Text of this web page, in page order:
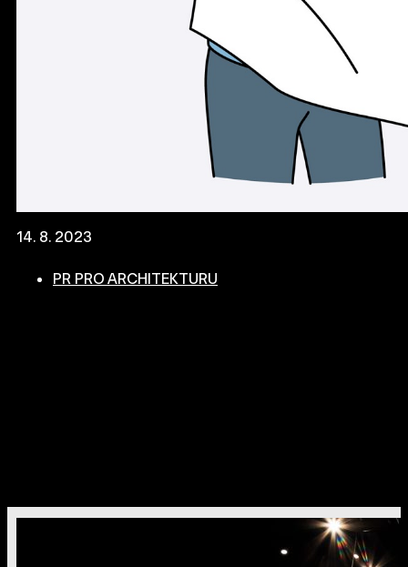
14. 8. 2023
PR PRO ARCHITEKTURU